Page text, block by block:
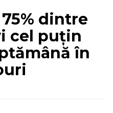
dintre
cel puțin
în